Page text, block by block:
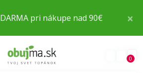
×
pri nákupe nad 90€
0